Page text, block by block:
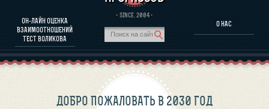
ОН-ЛАЙН ОЦЕНКА
ВЗАИМООТНОШЕНИЙ
ТЕСТ ВОЛИКОВА
· SINCE. 2004 ·
О НАС
О ПРОГРАММЕ
ПРОГНОЗЫ И АНАЛИТИКА
ДОБРО ПОЖАЛОВАТЬ В 2030 ГОД